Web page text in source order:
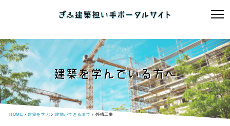
建築を学んでいる方へ
HOME 建築を学ぶ 建物ができるまで 外構工事